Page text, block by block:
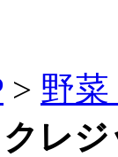
> 野菜
レ